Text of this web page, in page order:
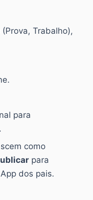
Trabalho),
para
como
para
dos pais.